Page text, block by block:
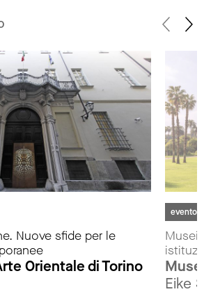
Nuove sfide per le
Orientale di Torino
evento
Musei
Eike